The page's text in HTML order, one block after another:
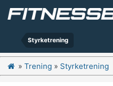
Styrketrening
» Trening » Styrketrening